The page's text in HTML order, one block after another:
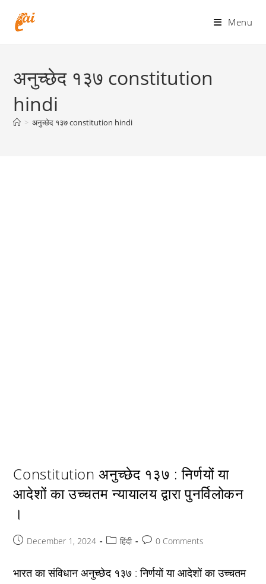
Menu
अनुच्छेद १३७ constitution
hindi
> अनुच्छेद १३७ constitution hindi
Constitution अनुच्छेद १३७ : निर्णयों या
आदेशों का उच्चतम न्यायालय द्वारा पुनर्विलोकन
।
PostDecember 1, 2024
Postहिंदी
Post0 Comments
भारत का संविधान अनुच्छेद १३७ : निर्णयों या आदेशों का उच्चतम